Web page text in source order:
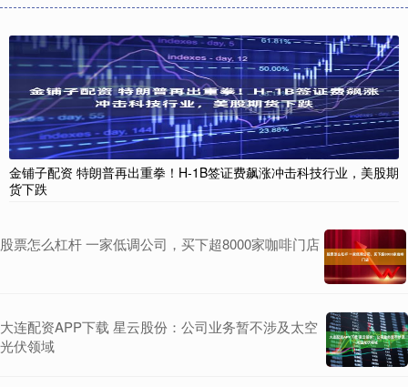
金铺子配资 特朗普再出重拳！H-1B签证费飙涨冲击科技行业，美股期
货下跌
股票怎么杠杆 一家低调公司，买下超8000家咖啡门店
大连配资APP下载 星云股份：公司业务暂不涉及太空
光伏领域